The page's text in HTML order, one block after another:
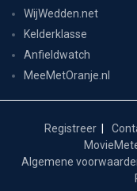
WijWedden.net
Kelderklasse
Anfieldwatch
MeeMetOranje.nl
Registreer
Algemene